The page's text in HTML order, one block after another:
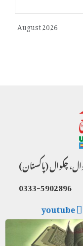
August 2026
چکوال (پاکستان)
0333-5902896
youtube